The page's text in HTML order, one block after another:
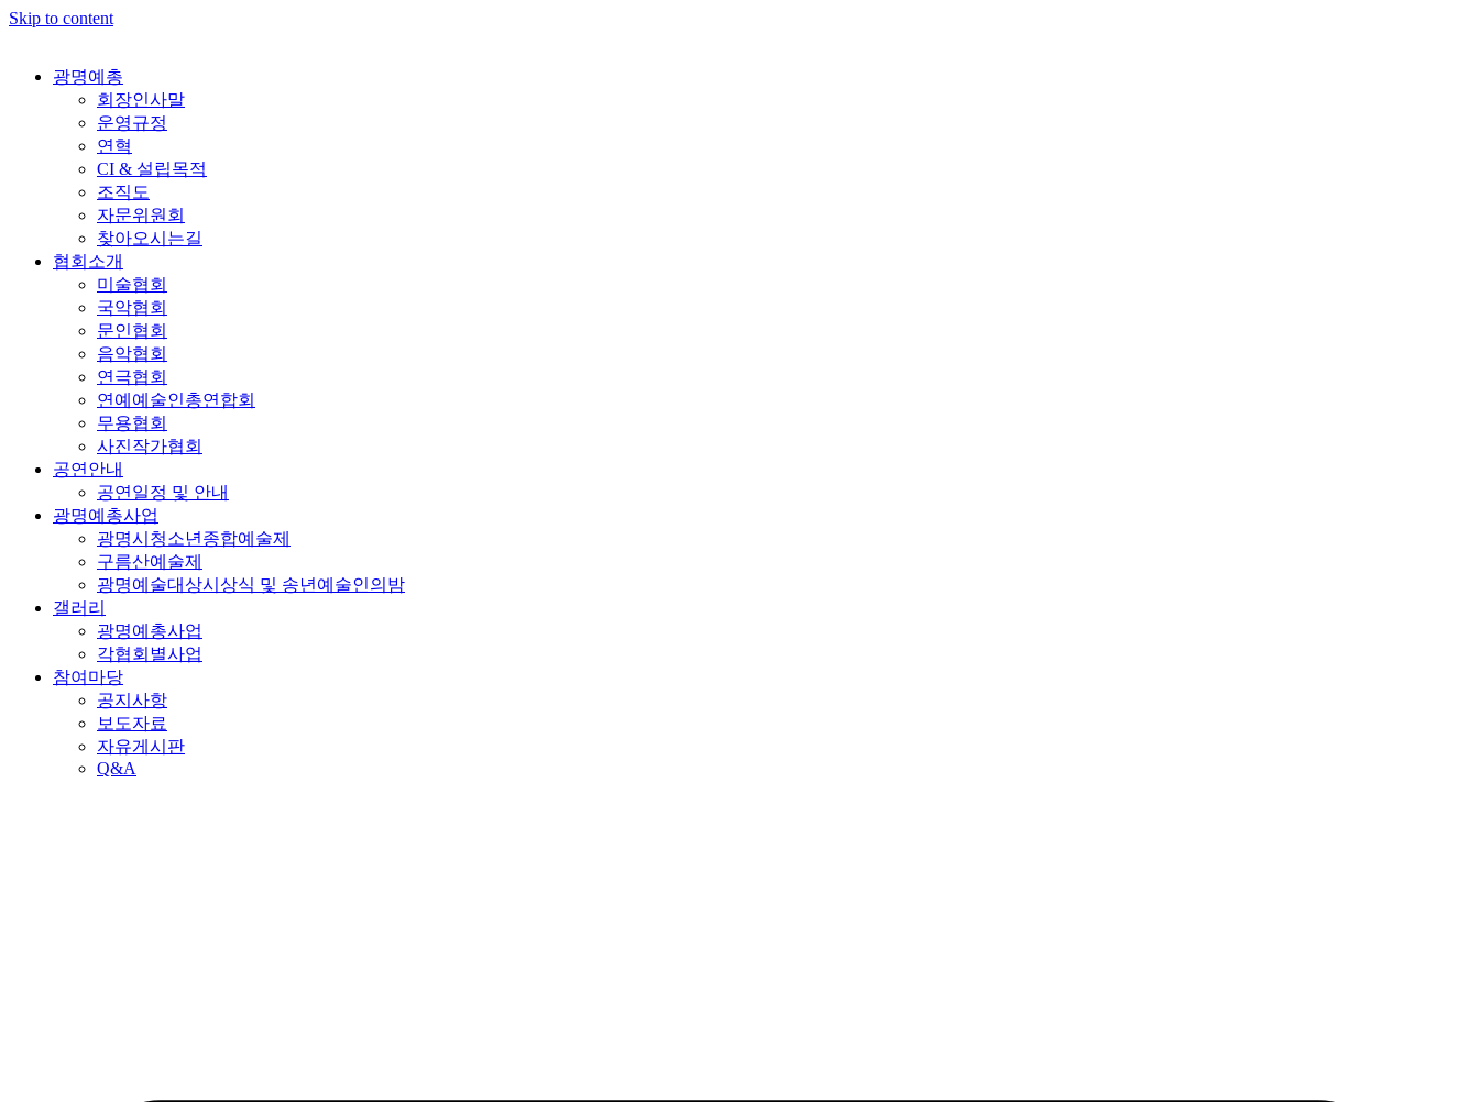
Skip to content
광명예총
회장인사말
운영규정
연혁
CI & 설립목적
조직도
자문위원회
찾아오시는길
협회소개
미술협회
국악협회
문인협회
음악협회
연극협회
연예예술인총연합회
무용협회
사진작가협회
공연안내
공연일정 및 안내
광명예총사업
광명시청소년종합예술제
구름산예술제
광명예술대상시상식 및 송년예술인의밤
갤러리
광명예총사업
각협회별사업
참여마당
공지사항
보도자료
자유게시판
Q&A